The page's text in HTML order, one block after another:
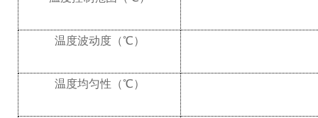
温度波动度（℃）
温度均匀性（℃）